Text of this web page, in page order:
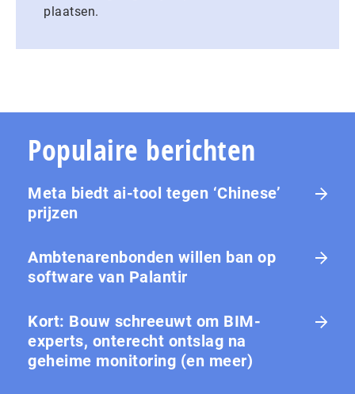
plaatsen.
Populaire berichten
Meta biedt ai-tool tegen ‘Chinese’
prijzen
Ambtenarenbonden willen ban op
software van Palantir
Kort: Bouw schreeuwt om BIM-
experts, onterecht ontslag na
geheime monitoring (en meer)